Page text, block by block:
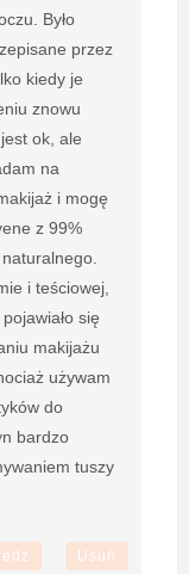
Było
przez
kiedy je
znowu
ok, ale
na
i mogę
z 99%
i teściowej,
się
makijażu
używam
do
bardzo
tuszy
Usuń